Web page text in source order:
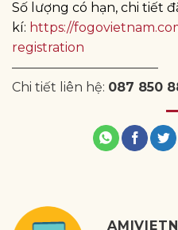
Số lượng có hạn, chi tiết
kí: https://
registration
———————————–
Chi tiết liên hệ: 087 850